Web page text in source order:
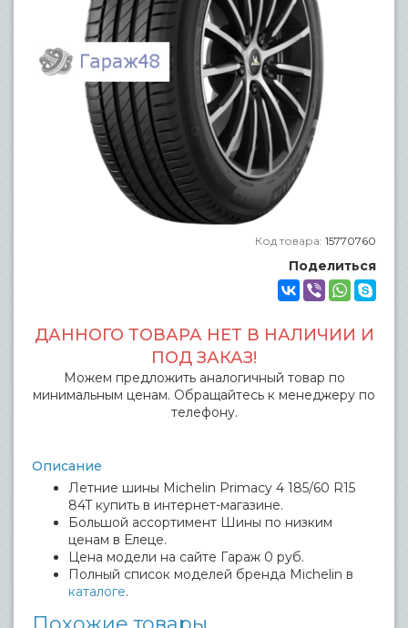
Код товара: 15770760
Поделиться
ДАННОГО ТОВАРА НЕТ В НАЛИЧИИ И
ПОД ЗАКАЗ!
Можем предложить аналогичный товар по
минимальным ценам. Обращайтесь к менеджеру по
телефону.
Описание
Летние шины Michelin Primacy 4 185/60 R15
84T купить в интернет-магазине.
Большой ассортимент Шины по низким
ценам в Елеце.
Цена модели на сайте Гараж 0 руб.
Полный список моделей бренда Michelin в
каталоге.